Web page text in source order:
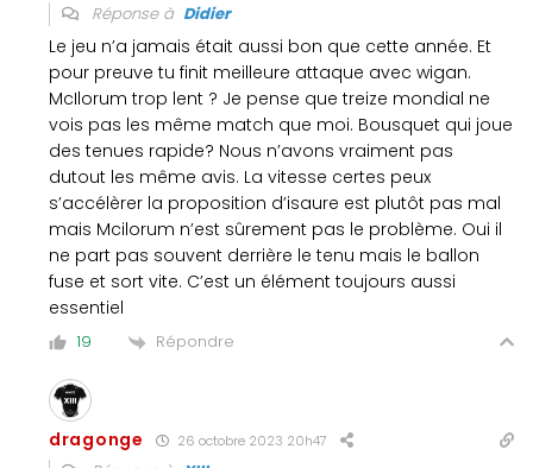
Réponse à Didier
Le jeu n’a jamais était aussi bon que cette année. Et
pour preuve tu finit meilleure attaque avec wigan.
McIlorum trop lent ? Je pense que treize mondial ne
vois pas les même match que moi. Bousquet qui joue
des tenues rapide? Nous n’avons vraiment pas
dutout les même avis. La vitesse certes peux
s’accélèrer la proposition d’isaure est plutôt pas mal
mais Mcilorum n’est sûrement pas le problème. Oui il
ne part pas souvent derrière le tenu mais le ballon
fuse et sort vite. C’est un élément toujours aussi
essentiel
19 Répondre
dragonge 26 octobre 2023 20h47